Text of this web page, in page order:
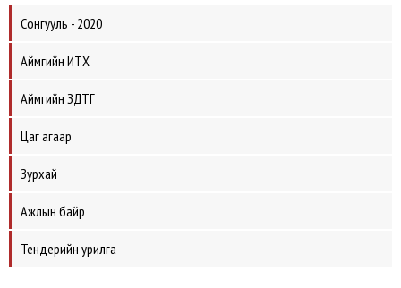
Сонгууль - 2020
Аймгийн ИТХ
Аймгийн ЗДТГ
Цаг агаар
Зурхай
Ажлын байр
Тендерийн урилга